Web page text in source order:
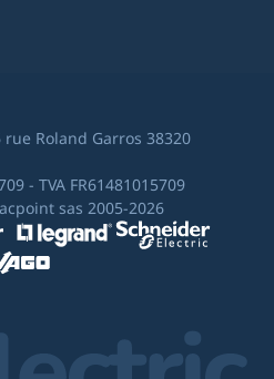
Roland Garros 38320
- TVA FR61481015709
sas 2005-2026